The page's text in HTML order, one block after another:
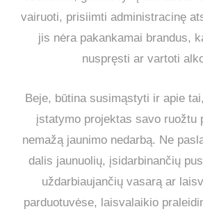
vairuoti, prisiimti administracinę
jis nėra pakankamai brandus,
nuspręsti ar vartoti
Beje, būtina susimąstyti ir apie
įstatymo projektas savo ruožtu
nemažą jaunimo nedarbą. Ne
dalis jaunuolių, įsidarbinančių
uždarbiaujančių vasarą ar
parduotuvėse, laisvalaikio